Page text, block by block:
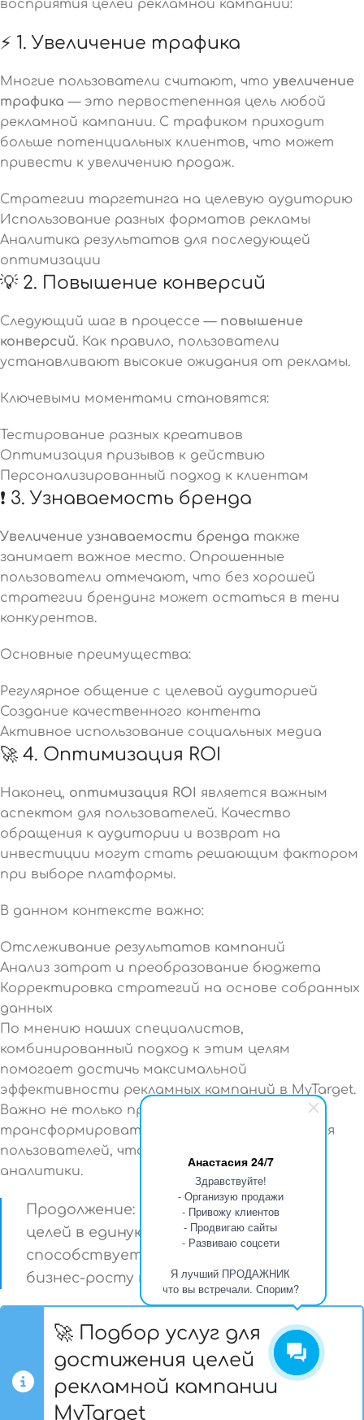
Анастасия 24/7
Здравствуйте!
- Организую продажи
- Привожу клиентов
- Продвигаю сайты
- Развиваю соцсети
Я лучший ПРОДАЖНИК
что вы встречали. Спорим?
восприятия целей рекламной кампании:
⚡ 1. Увеличение трафика
Многие пользователи считают, что увеличение
трафика — это первостепенная цель любой
рекламной кампании. С трафиком приходит
больше потенциальных клиентов, что может
привести к увеличению продаж.
Стратегии таргетинга на целевую аудиторию
Использование разных форматов рекламы
Аналитика результатов для последующей
оптимизации
💡 2. Повышение конверсий
Следующий шаг в процессе — повышение
конверсий. Как правило, пользователи
устанавливают высокие ожидания от рекламы.
Ключевыми моментами становятся:
Тестирование разных креативов
Оптимизация призывов к действию
Персонализированный подход к клиентам
❗ 3. Узнаваемость бренда
Увеличение узнаваемости бренда также
занимает важное место. Опрошенные
пользователи отмечают, что без хорошей
стратегии брендинг может остаться в тени
конкурентов.
Основные преимущества:
Регулярное общение с целевой аудиторией
Создание качественного контента
Активное использование социальных медиа
🚀 4. Оптимизация ROI
Наконец, оптимизация ROI
является важным
аспектом для пользователей. Качество
обращения к аудитории и возврат на
инвестиции могут стать решающим фактором
при выборе платформы.
В данном контексте важно:
Отслеживание результатов кампаний
Анализ затрат и преобразование бюджета
Корректировка стратегий на основе собранных
данных
По мнению наших специалистов,
комбинированный подход к этим целям
помогает достичь максимальной
эффективности рекламных кампаний в MyTarget.
Важно не только привлекать внимание, но и
трансформировать его в реальные действия
пользователей, что требует тщательной
аналитики.
Продолжение: Объединение всех этих
целей в единую стратегию
способствует более устойчивому
бизнес-росту на платформе.
🚀 Подбор услуг для
достижения целей
рекламной кампании
MyTarget